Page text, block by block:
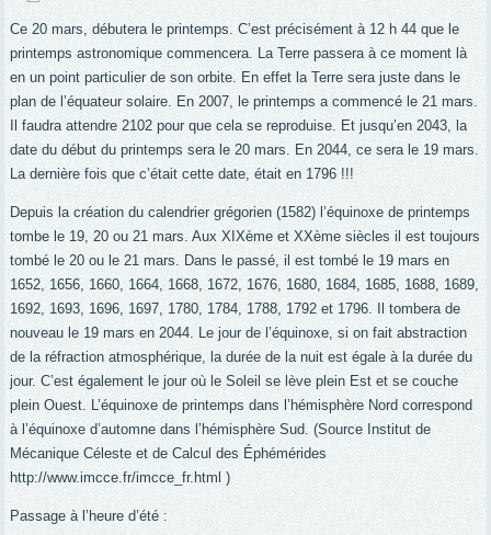
Ce 20 mars, débutera le printemps. C’est précisément à 12 h 44 que le
printemps astronomique commencera. La Terre passera à ce moment là
en un point particulier de son orbite. En effet la Terre sera juste dans le
plan de l’équateur solaire. En 2007, le printemps a commencé le 21 mars.
Il faudra attendre 2102 pour que cela se reproduise. Et jusqu’en 2043, la
date du début du printemps sera le 20 mars. En 2044, ce sera le 19 mars.
La dernière fois que c’était cette date, était en 1796 !!!
Depuis la création du calendrier grégorien (1582) l’équinoxe de printemps
tombe le 19, 20 ou 21 mars. Aux XIXème et XXème siècles il est toujours
tombé le 20 ou le 21 mars. Dans le passé, il est tombé le 19 mars en
1652, 1656, 1660, 1664, 1668, 1672, 1676, 1680, 1684, 1685, 1688, 1689,
1692, 1693, 1696, 1697, 1780, 1784, 1788, 1792 et 1796. Il tombera de
nouveau le 19 mars en 2044. Le jour de l’équinoxe, si on fait abstraction
de la réfraction atmosphérique, la durée de la nuit est égale à la durée du
jour. C’est également le jour où le Soleil se lève plein Est et se couche
plein Ouest. L’équinoxe de printemps dans l’hémisphère Nord correspond
à l’équinoxe d’automne dans l’hémisphère Sud. (Source Institut de
Mécanique Céleste et de Calcul des Éphémérides
http://www.imcce.fr/imcce_fr.html )
Passage à l’heure d’été :